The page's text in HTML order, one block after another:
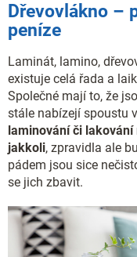
Dřevovlákno –
peníze
Laminát, lamino,
existuje celá řada a
Společné mají to, že
stále nabízejí spoustu
laminování či
jakkoli, zpravidla ale
pádem jsou sice
se jich zbavit.